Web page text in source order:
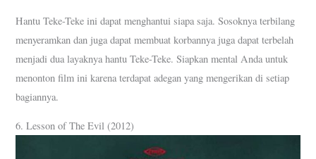
Hantu Teke-Teke ini dapat menghantui siapa saja. Sosoknya terbilang
menyeramkan dan juga dapat membuat korbannya juga dapat terbelah
menjadi dua layaknya hantu Teke-Teke. Siapkan mental Anda untuk
menonton film ini karena terdapat adegan yang mengerikan di setiap
bagiannya.
6. Lesson of The Evil (2012)